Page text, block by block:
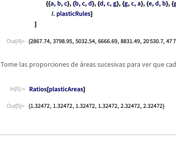
Out[4]=
Tome las proporciones deáreas sucesivas para ver que
In[5]:=
Out[5]=